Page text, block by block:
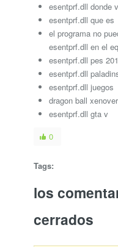
esentprf.dll donde
esentprf.dll que es
el programa no
esentprf.dll en el
esentprf.dll pes
esentprf.dll
esentprf.dll juegos
dragon ball
esentprf.dll gta v
0
Tags:
los
cerrados